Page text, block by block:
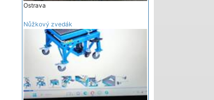
Ostrava
Nůžkový zvedák